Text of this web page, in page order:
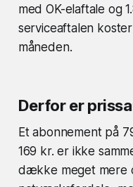
med OK-elaftale og
serviceaftalen
måneden.
Derfor er
Et abonnement på
169 kr. er ikke
dække meget mere